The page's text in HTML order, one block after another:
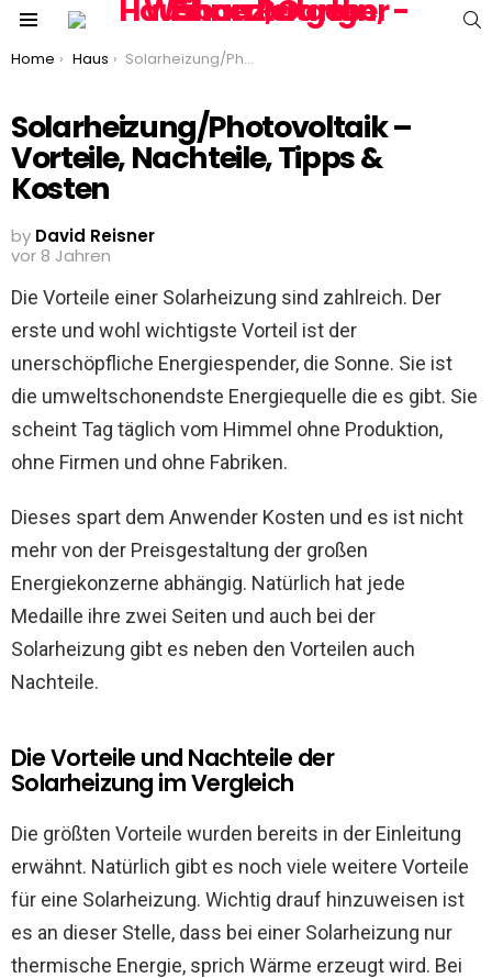
You are here:
Home Haus Solarheizung/Photovoltaik – Vorteile, Nachteile, Tipps & Kosten
Solarheizung/Photovoltaik –
Vorteile, Nachteile, Tipps &
Kosten
by David Reisner
vor 8 Jahren
Die Vorteile einer Solarheizung sind zahlreich. Der
erste und wohl wichtigste Vorteil ist der
unerschöpfliche Energiespender, die Sonne. Sie ist
die umweltschonendste Energiequelle die es gibt. Sie
scheint Tag täglich vom Himmel ohne Produktion,
ohne Firmen und ohne Fabriken.
Dieses spart dem Anwender Kosten und es ist nicht
mehr von der Preisgestaltung der großen
Energiekonzerne abhängig. Natürlich hat jede
Medaille ihre zwei Seiten und auch bei der
Solarheizung gibt es neben den Vorteilen auch
Nachteile.
Die Vorteile und Nachteile der
Solarheizung im Vergleich
Die größten Vorteile wurden bereits in der Einleitung
erwähnt. Natürlich gibt es noch viele weitere Vorteile
für eine Solarheizung. Wichtig drauf hinzuweisen ist
es an dieser Stelle, dass bei einer Solarheizung nur
thermische Energie, sprich Wärme erzeugt wird. Bei